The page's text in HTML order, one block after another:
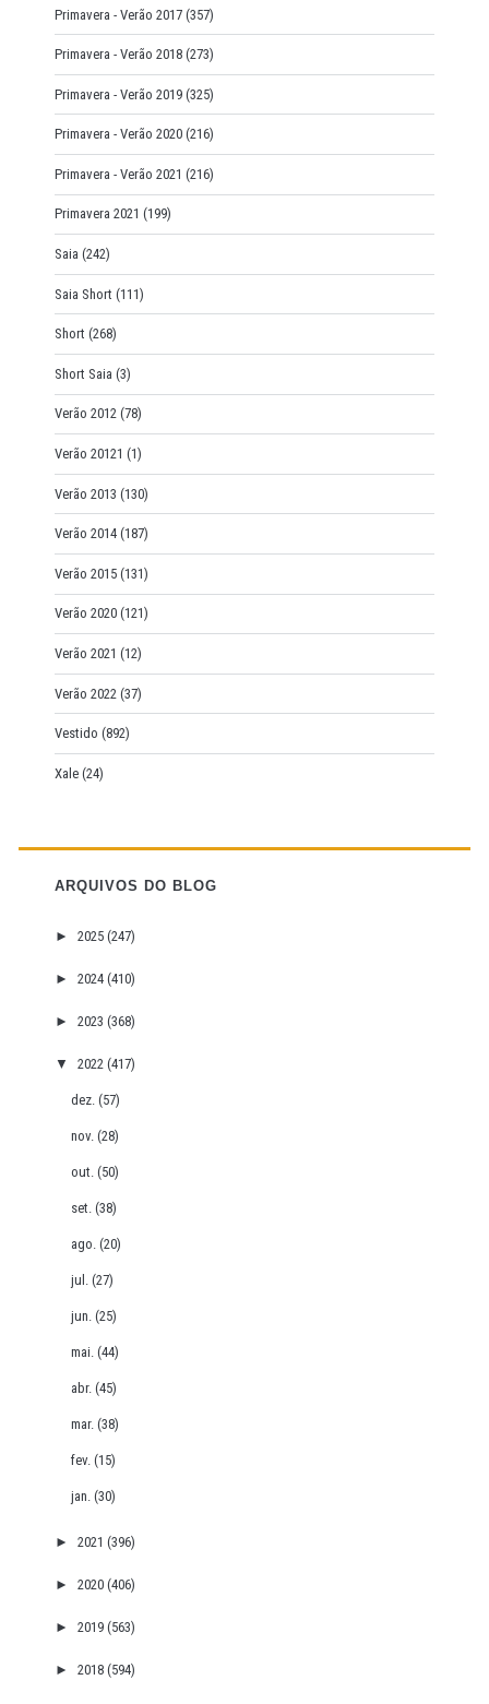
Primavera - Verão 2017 (357)
Primavera - Verão 2018 (273)
Primavera - Verão 2019 (325)
Primavera - Verão 2020 (216)
Primavera - Verão 2021 (216)
Primavera 2021 (199)
Saia (242)
Saia Short (111)
Short (268)
Short Saia (3)
Verão 2012 (78)
Verão 20121 (1)
Verão 2013 (130)
Verão 2014 (187)
Verão 2015 (131)
Verão 2020 (121)
Verão 2021 (12)
Verão 2022 (37)
Vestido (892)
Xale (24)
ARQUIVOS DO BLOG
► 2025 (247)
► 2024 (410)
► 2023 (368)
▼ 2022 (417)
dez.(57)
nov.(28)
out.(50)
set.(38)
ago.(20)
jul.(27)
jun.(25)
mai.(44)
abr.(45)
mar.(38)
fev.(15)
jan.(30)
► 2021 (396)
► 2020 (406)
► 2019 (563)
► 2018 (594)